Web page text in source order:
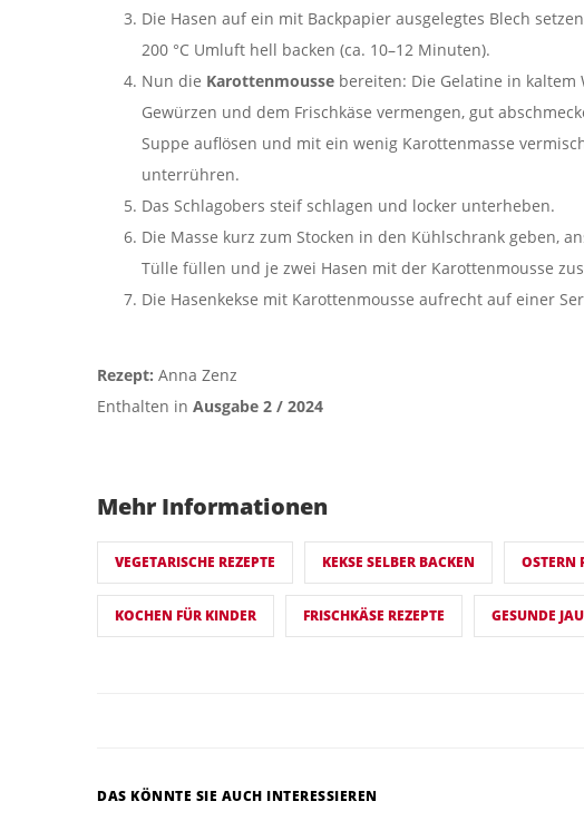
Die Hasen auf ein mit Backpapier ausgelegtes Blech
200 °C Umluft hell backen (ca. 10–12 Minuten).
Nun die Karottenmousse bereiten: Die Gelatine in
Gewürzen und dem Frischkäse vermengen, gut
Suppe auflösen und mit ein wenig Karottenmasse
unterrühren.
Das Schlagobers steif schlagen und locker unterheben.
Die Masse kurz zum Stocken in den Kühlschrank geben,
Tülle füllen und je zwei Hasen mit der Karottenmousse
Die Hasenkekse mit Karottenmousse aufrecht auf einer
Rezept: Anna Zenz
Enthalten in Ausgabe 2 / 2024
Mehr Informationen
VEGETARISCHE REZEPTE KEKSE SELBER BACKEN OSTERN
KOCHEN FÜR KINDER FRISCHKÄSE REZEPTE GESUNDE
DAS KÖNNTE SIE AUCH INTERESSIEREN